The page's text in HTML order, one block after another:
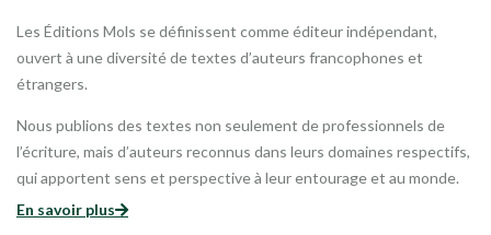
Les Éditions Mols se définissent comme éditeur indépendant,
ouvert à une diversité de textes d’auteurs francophones et
étrangers.
Nous publions des textes non seulement de professionnels de
l’écriture, mais d’auteurs reconnus dans leurs domaines respectifs,
qui apportent sens et perspective à leur entourage et au monde.
En savoir plus